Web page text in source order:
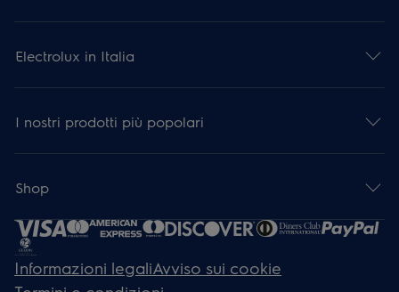
Electrolux in Italia
I nostri prodotti più popolari
Shop
Informazioni legaliAvviso sui cookie